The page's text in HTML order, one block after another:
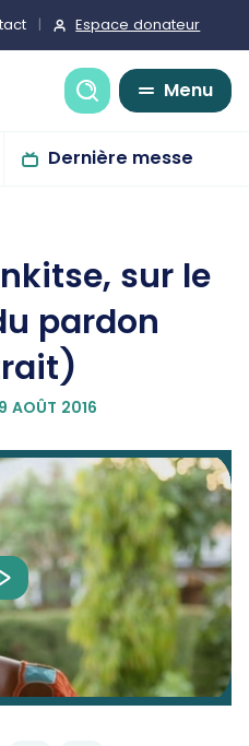
Espace donateur
Recherche
Menu
Dernière messe
sur le
pardon
AOÛT 2016
Play
Video